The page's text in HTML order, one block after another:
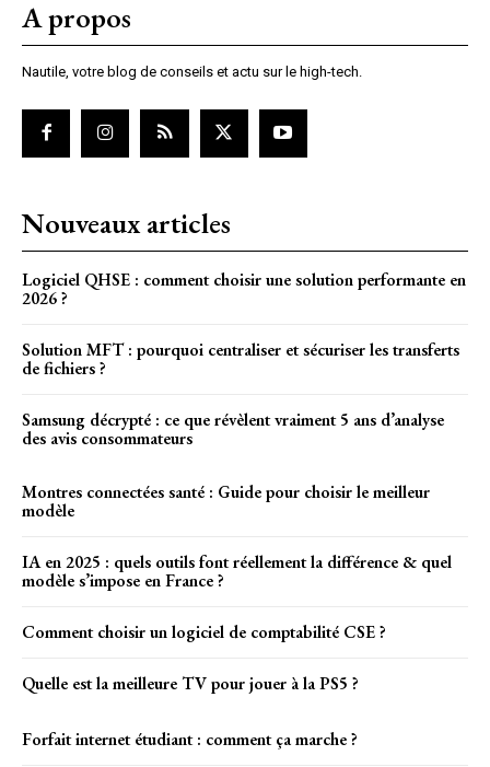
A propos
Nautile, votre blog de conseils et actu sur le high-tech.
Nouveaux articles
Logiciel QHSE : comment choisir une solution performante en
2026 ?
Solution MFT : pourquoi centraliser et sécuriser les transferts
de fichiers ?
Samsung décrypté : ce que révèlent vraiment 5 ans d’analyse
des avis consommateurs
Montres connectées santé : Guide pour choisir le meilleur
modèle
IA en 2025 : quels outils font réellement la différence & quel
modèle s’impose en France ?
Comment choisir un logiciel de comptabilité CSE ?
Quelle est la meilleure TV pour jouer à la PS5 ?
Forfait internet étudiant : comment ça marche ?